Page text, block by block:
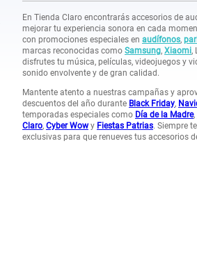
En Tienda Claro encontrarás accesorios de
mejorar tu experiencia sonora en cada
con promociones especiales en audífonos,
marcas reconocidas como Samsung, Xiaomi,
disfrutes tu música, películas, videojuegos y
sonido envolvente y de gran calidad.
Mantente atento a nuestras campañas y
descuentos del año durante Black Friday,
temporadas especiales como Día de la Madre,
Claro, Cyber Wowy Fiestas Patrias. Siempre
exclusivas para que renueves tus accesorios